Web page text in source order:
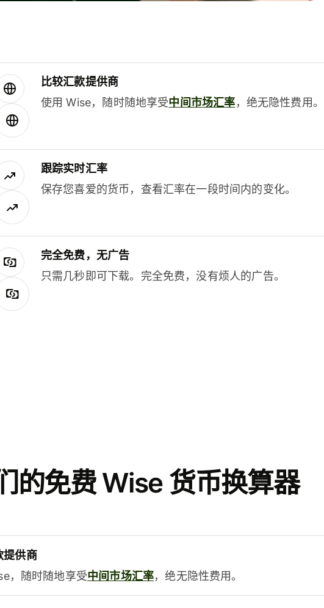
比较汇款提供商
使用 Wise，随时随地享受中间市场汇率，绝无隐性费用。
跟踪实时汇率
保存您喜爱的货币，查看汇率在一段时间内的变化。
完全免费，无广告
只需几秒即可下载。完全免费，没有烦人的广告。
的免费 Wise 货币换算器
提供商
，随时随地享受中间市场汇率，绝无隐性费用。